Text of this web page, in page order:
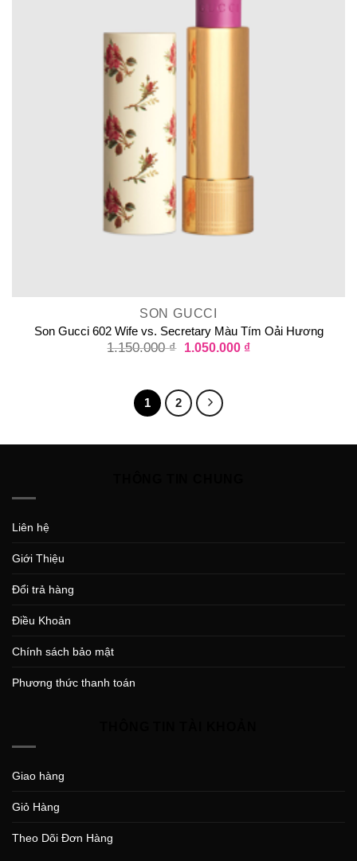
SON GUCCI
Son Gucci 602 Wife vs. Secretary Màu Tím Oải Hương
1.150.000₫ 1.050.000 ₫
1 2
Liên hệ
Giới Thiệu
Đổi trả hàng
Điều Khoản
Chính sách bảo mật
Phương thức thanh toán
Giao hàng
Giỏ Hàng
Theo Dõi Đơn Hàng